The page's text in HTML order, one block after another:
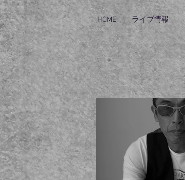
HOME ライブ情報